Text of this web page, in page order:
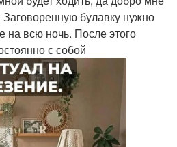
Заговоренную булавку нужно
на всю ночь. После этого
с собой